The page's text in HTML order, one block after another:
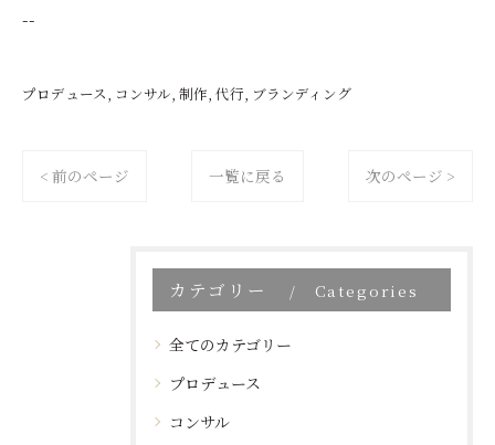
--
プロデュース コンサル 制作 代行 ブランディング
< 前のページ 一覧に戻る 次のページ >
カテゴリー Categories
全てのカテゴリー
プロデュース
コンサル